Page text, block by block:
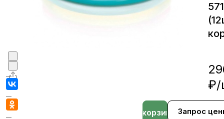
₽/
Запрос
В корзине